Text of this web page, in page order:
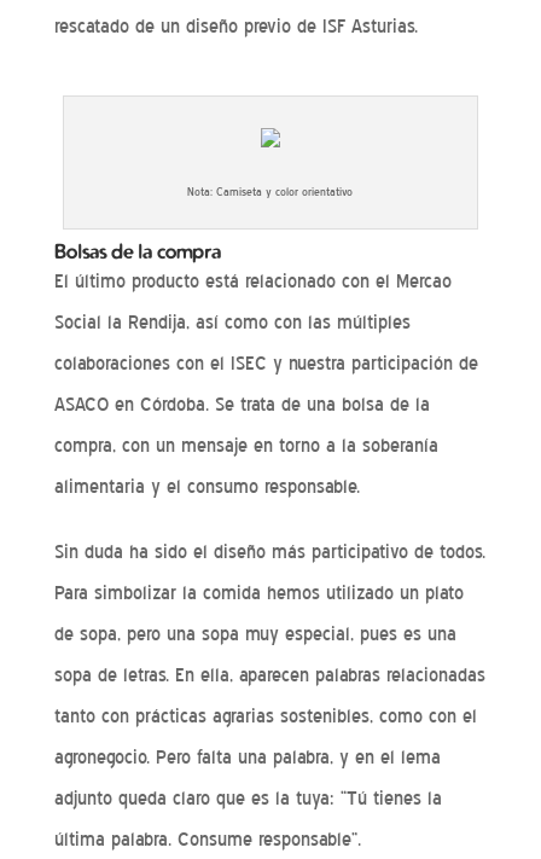
rescatado de un diseño previo de ISF Asturias.
Nota: Camiseta y color orientativo
Bolsas de la compra
El último producto está relacionado con el Mercao
Social la Rendija, así como con las múltiples
colaboraciones con el ISEC y nuestra participación de
ASACO en Córdoba. Se trata de una bolsa de la
compra, con un mensaje en torno a la soberanía
alimentaria y el consumo responsable.
Sin duda ha sido el diseño más participativo de todos.
Para simbolizar la comida hemos utilizado un plato
de sopa, pero una sopa muy especial, pues es una
sopa de letras. En ella, aparecen palabras relacionadas
tanto con prácticas agrarias sostenibles, como con el
agronegocio. Pero falta una palabra, y en el lema
adjunto queda claro que es la tuya: “Tú tienes la
última palabra. Consume responsable”.